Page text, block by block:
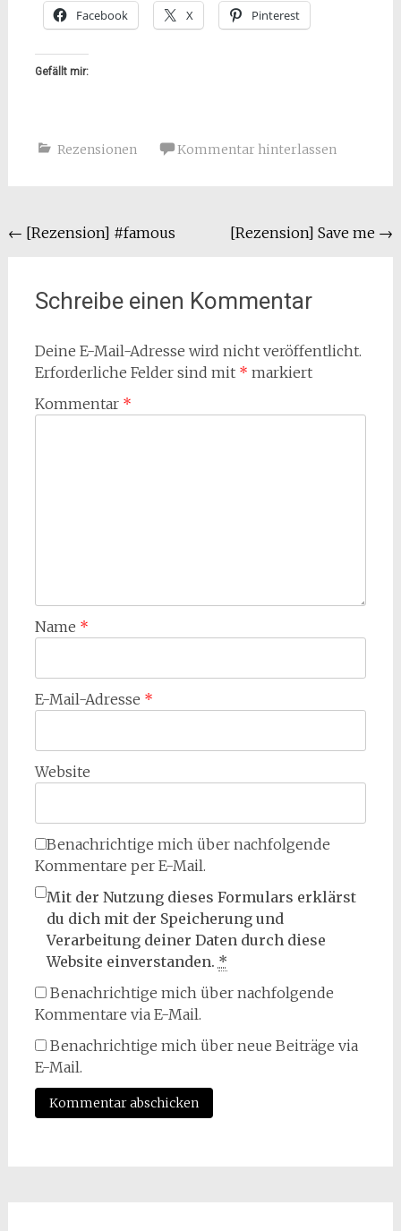
Facebook X Pinterest
Gefällt mir:
Rezensionen Kommentar hinterlassen
Beitragsnavigation
← [Rezension] #famous [Rezension] Save me →
Schreibe einen Kommentar
Deine E-Mail-Adresse wird nicht veröffentlicht.
Erforderliche Felder sind mit * markiert
Kommentar *
Name *
E-Mail-Adresse *
Website
Benachrichtige mich über nachfolgende
Kommentare per E-Mail.
Mit der Nutzung dieses Formulars erklärst
du dich mit der Speicherung und
Verarbeitung deiner Daten durch diese
Website einverstanden. *
Benachrichtige mich über nachfolgende
Kommentare via E-Mail.
Benachrichtige mich über neue Beiträge via
E-Mail.